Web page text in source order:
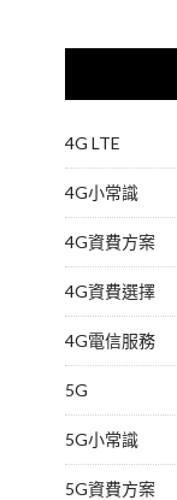
4G LTE
4G小常識
4G資費方案
4G資費選擇
4G電信服務
5G
5G小常識
5G資費方案